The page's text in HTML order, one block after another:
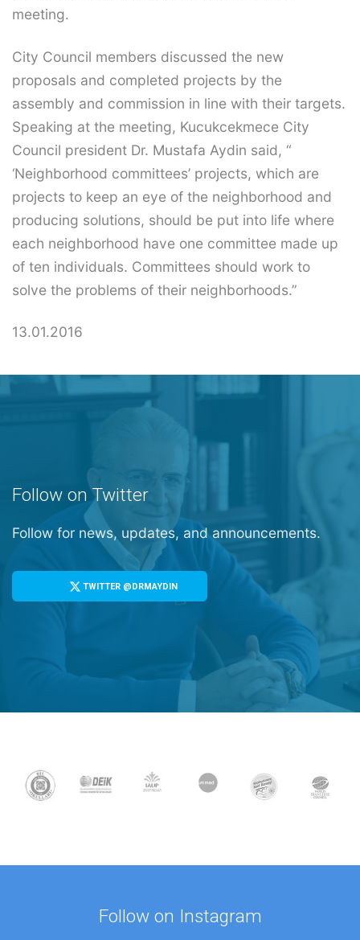
meeting.
City Council members discussed the new
proposals and completed projects by the
assembly and commission in line with their targets.
Speaking at the meeting, Kucukcekmece City
Council president Dr. Mustafa Aydin said, “
‘Neighborhood committees’ projects, which are
projects to keep an eye of the neighborhood and
producing solutions, should be put into life where
each neighborhood have one committee made up
of ten individuals. Committees should work to
solve the problems of their neighborhoods.”
13.01.2016
Follow on Twitter
Follow for news, updates, and announcements.
TWITTER @DRMAYDIN
Follow on Instagram